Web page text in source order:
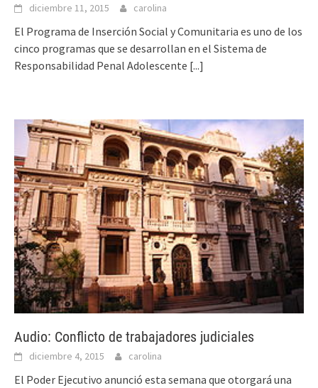
diciembre 11, 2015 carolina
El Programa de Inserción Social y Comunitaria es uno de los
cinco programas que se desarrollan en el Sistema de
Responsabilidad Penal Adolescente [...]
Audio: Conflicto de trabajadores judiciales
diciembre 4, 2015 carolina
El Poder Ejecutivo anunció esta semana que otorgará una